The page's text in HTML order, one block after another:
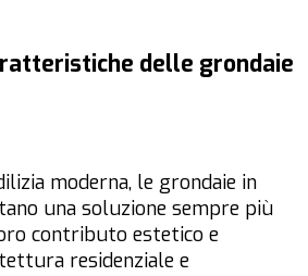
delle grondaie
moderna, le grondaie in
una soluzione sempre più
contributo estetico e
residenziale e